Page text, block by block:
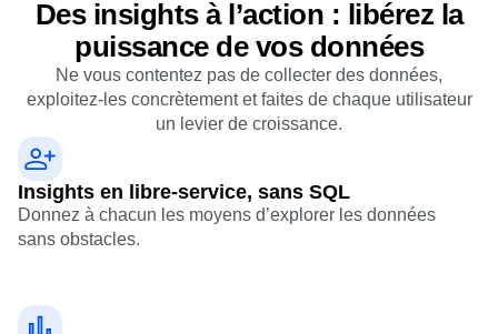
Des insights à l’action : libérez la
puissance de vos données
Ne vous contentez pas de collecter des données,
exploitez-les concrètement et faites de chaque utilisateur
un levier de croissance.
Insights en libre-service, sans SQL
Donnez à chacun les moyens d’explorer les données
sans obstacles.